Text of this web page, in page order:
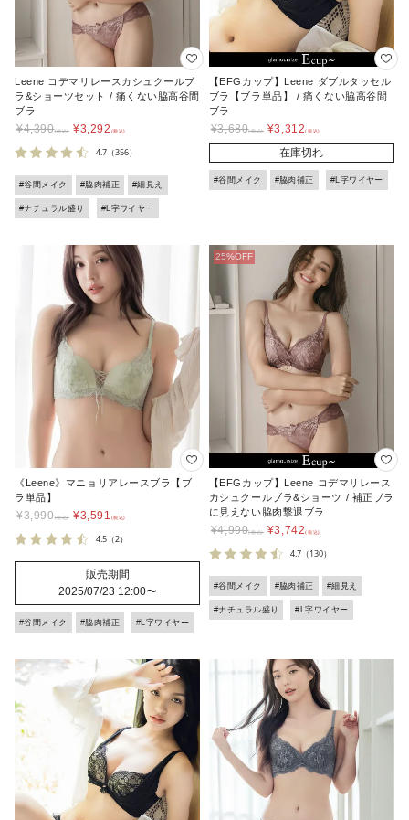
Leene コデマリレースカシュクールブ
ラ&ショーツセット / 痛くない脇高谷間
ブラ
¥4,390 ¥3,292
4.7 （356）
#谷間メイク #脇肉補正 #細見え
#ナチュラル盛り #L字ワイヤー
【EFGカップ】Leene ダブルタッセル
ブラ【ブラ単品】 / 痛くない脇高谷間
ブラ
¥3,680 ¥3,312
在庫切れ
#谷間メイク #脇肉補正 #L字ワイヤー
《Leene》マニョリアレースブラ【ブ
ラ単品】
¥3,990 ¥3,591
4.5 （2）
販売期間
2025/07/23 12:00〜
#谷間メイク #脇肉補正 #L字ワイヤー
【EFGカップ】Leene コデマリレース
カシュクールブラ&ショーツ / 補正ブラ
に見えない脇肉撃退ブラ
¥4,990 ¥3,742
4.7（130）
#谷間メイク #脇肉補正 #細見え
#ナチュラル盛り #L字ワイヤー